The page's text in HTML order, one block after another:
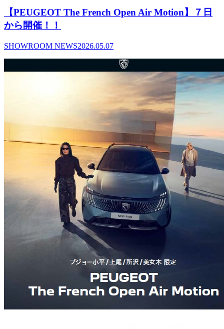
【PEUGEOT The French Open Air Motion】７日
から開催！！
SHOWROOM NEWS2026.05.07